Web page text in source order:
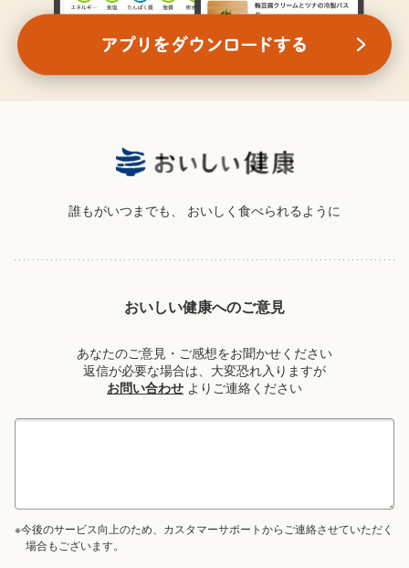
誰もがいつまでも、 おいしく食べられるように
おいしい健康へのご意見
あなたのご意見・ご感想をお聞かせください
返信が必要な場合は、大変恐れ入りますが
お問い合わせ よりご連絡ください
※今後のサービス向上のため、カスタマーサポートからご連絡させていただく
場合もございます。